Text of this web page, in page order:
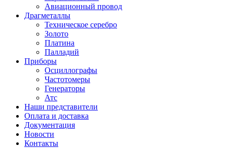
Авиационный провод
Драгметаллы
Техническое серебро
Золото
Платина
Палладий
Приборы
Осциллографы
Частотомеры
Генераторы
Атс
Наши представители
Оплата и доставка
Документация
Новости
Контакты